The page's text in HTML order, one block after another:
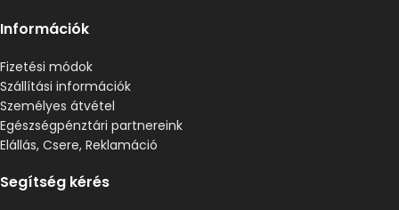
Információk
Fizetési módok
Szállítási információk
Személyes átvétel
Egészségpénztári partnereink
Elállás, Csere, Reklamáció
Segítség kérés